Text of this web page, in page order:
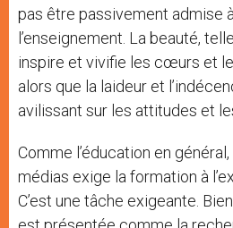
pas être passivement admise
l’enseignement. La beauté,
inspire et vivifie les cœurs et
alors que la laideur et
avilissant sur les attitudes et
Comme l’éducation en général,
médias exige la formation à
C’est une tâche exigeante.